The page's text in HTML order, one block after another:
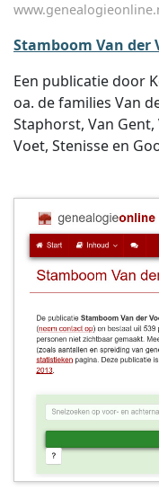
Stamboom Van der
Een publicatie door
oa. de families Van
Staphorst, Van
Voet, Stenisse en